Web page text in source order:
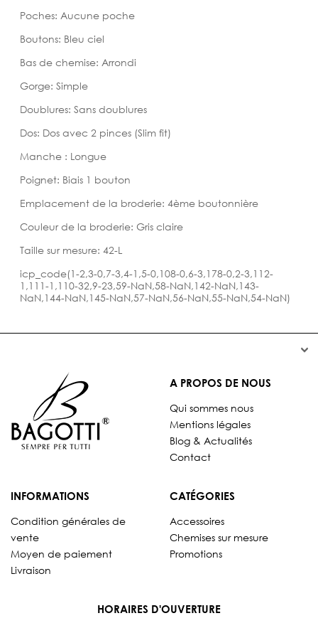
Poches: Aucune poche
Boutons: Bleu ciel
Bas de chemise: Arrondi
Gorge: Simple
Doublures: Sans doublures
Dos: Dos avec 2 pinces (Slim fit)
Manche : Longue
Poignet: Biais 1 bouton
Emplacement de la broderie: 4ème boutonnière
Couleur de la broderie: Gris claire
Taille sur mesure: 42-L
icp_code(1-2,3-0,7-3,4-1,5-0,108-0,6-3,178-0,2-3,112-
1,111-1,110-32,9-23,59-NaN,58-NaN,142-NaN,143-
NaN,144-NaN,145-NaN,57-NaN,56-NaN,55-NaN,54-NaN)


A PROPOS DE NOUS
Qui sommes nous
Mentions légales
Blog & Actualités
Contact
INFORMATIONS
Condition générales de
vente
Moyen de paiement
Livraison
CATÉGORIES
Accessoires
Chemises sur mesure
Promotions
HORAIRES D'OUVERTURE